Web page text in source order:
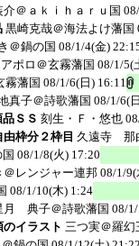
介＠ａｋｉｈａｒｕ国
黒崎克哉＠海法よけ藩国
＠鍋の国 08/1/4(金)
アポロ＠玄霧藩国 08/1/5(
霧藩国 08/1/6(日) 16:11
真子＠詩歌藩国 08/1/6(
ＳＳ 刻生・Ｆ・悠也
枠分２枠目 久遠寺 那
08/1/8(火) 17:20
＠レンジャー連邦 08/1/9(
08/1/10(木) 1:24
月 典子＠詩歌藩国 08/
イラスト 三つ実＠羅幻